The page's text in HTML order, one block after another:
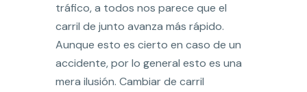
tráfico, a todos nos parece que el
carril de junto avanza más rápido.
Aunque esto es cierto en caso de un
accidente, por lo general esto es una
mera ilusión. Cambiar de carril